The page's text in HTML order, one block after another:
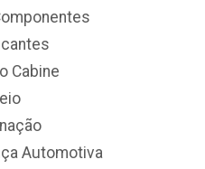
Cabine
Automotiva